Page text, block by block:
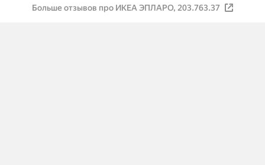
Больше отзывов про ИКЕА ЭПЛАРО, 203.763.37